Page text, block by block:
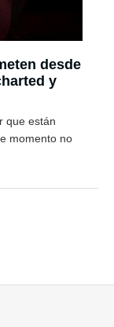
desde
y
que están
momento no